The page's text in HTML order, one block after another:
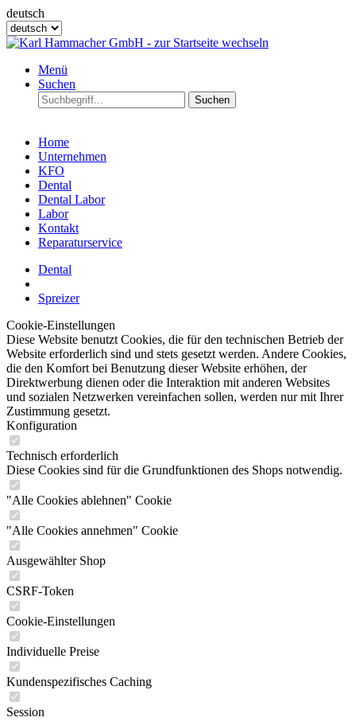
deutsch
Menü
Suchen
Suchen
Home
Unternehmen
KFO
Dental
Dental Labor
Labor
Kontakt
Reparaturservice
Dental
Spreizer
Cookie-Einstellungen
Diese Website benutzt Cookies, die für den technischen Betrieb der
Website erforderlich sind und stets gesetzt werden. Andere Cookies,
die den Komfort bei Benutzung dieser Website erhöhen, der
Direktwerbung dienen oder die Interaktion mit anderen Websites
und sozialen Netzwerken vereinfachen sollen, werden nur mit Ihrer
Zustimmung gesetzt.
Konfiguration
Technisch erforderlich
Diese Cookies sind für die Grundfunktionen des Shops notwendig.
"Alle Cookies ablehnen" Cookie
"Alle Cookies annehmen" Cookie
Ausgewählter Shop
CSRF-Token
Cookie-Einstellungen
Individuelle Preise
Kundenspezifisches Caching
Session